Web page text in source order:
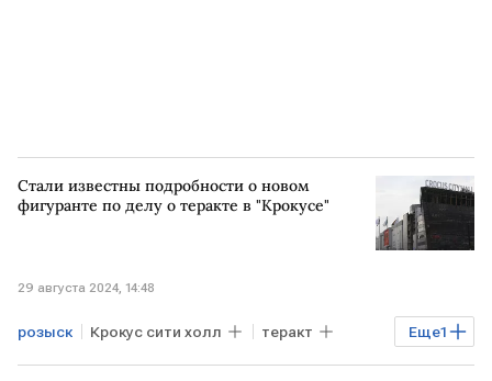
Стали известны подробности о новом
фигуранте по делу о теракте в "Крокусе"
29 августа 2024, 14:48
Еще1
розыск Крокус сити холл теракт
РОССИЯ